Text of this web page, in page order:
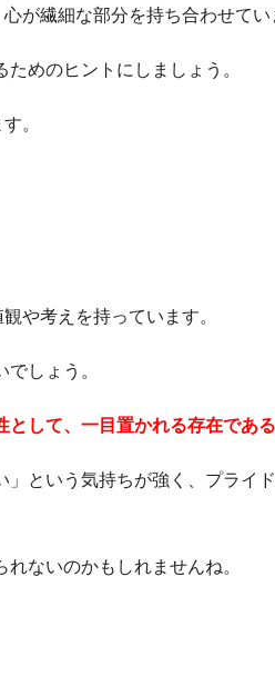
が繊細な部分を持ち合わせてい
めのヒントにしましょう。
。
や考えを持っています。
しょう。
して、一目置かれる存在である
という気持ちが強く、プライ
ないのかもしれませんね。